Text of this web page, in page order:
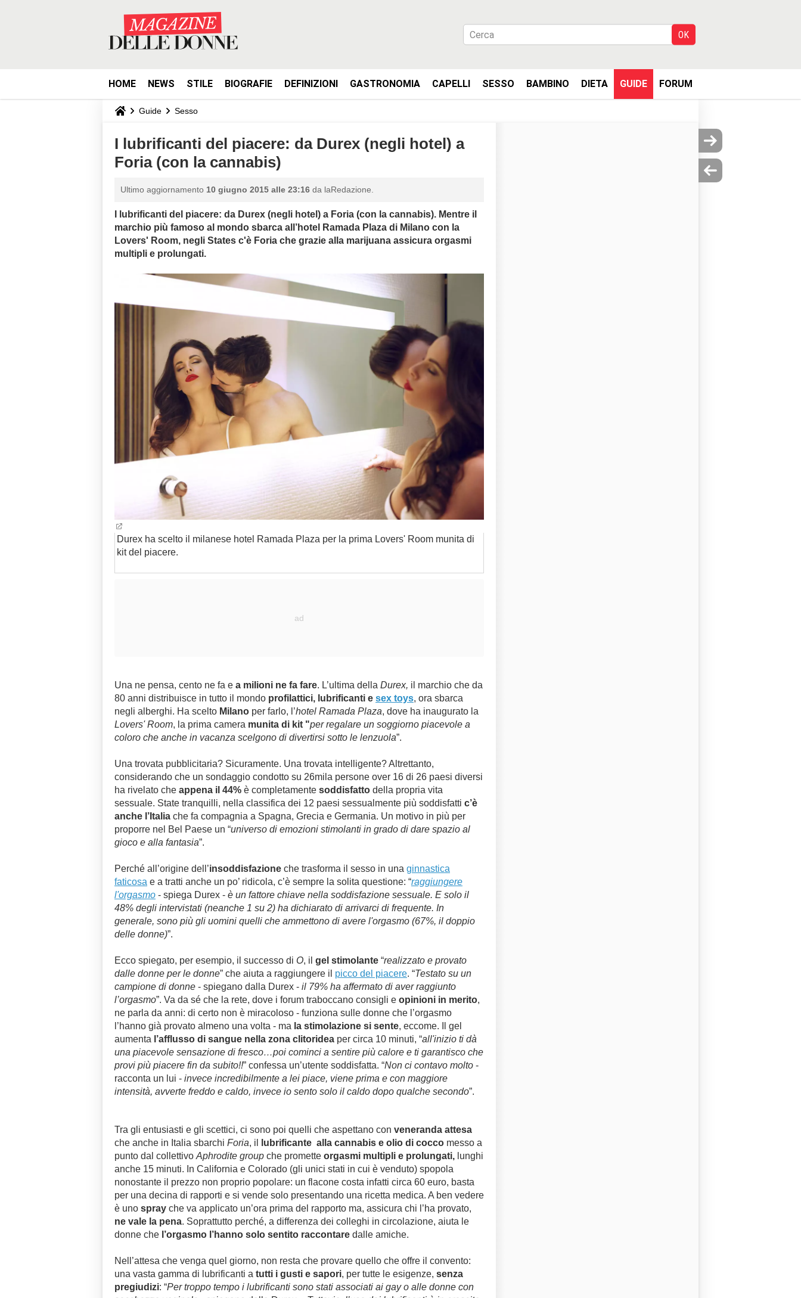
HOME NEWS STILE BIOGRAFIE DEFINIZIONI GASTRONOMIA CAPELLI SESSO BAMBINO DIETA GUIDE FORUM
Guide Sesso
I lubrificanti del piacere: da Durex (negli hotel) a
Foria (con la cannabis)
Ultimo aggiornamento 10 giugno 2015 alle 23:16 da laRedazione.
I lubrificanti del piacere: da Durex (negli hotel) a Foria (con la cannabis). Mentre il
marchio più famoso al mondo sbarca all’hotel Ramada Plaza di Milano con la
Lovers' Room, negli States c'è Foria che grazie alla marijuana assicura orgasmi
multipli e prolungati.
Durex ha scelto il milanese hotel Ramada Plaza per la prima Lovers' Room munita di
kit del piacere.
Una ne pensa, cento ne fa e a milioni ne fa fare. L’ultima della Durex, il marchio che da
80 anni distribuisce in tutto il mondo profilattici, lubrificanti e sex toys, ora sbarca
negli alberghi. Ha scelto Milano per farlo, l’hotel Ramada Plaza, dove ha inaugurato la
Lovers' Room, la prima camera munita di kit "per regalare un soggiorno piacevole a
coloro che anche in vacanza scelgono di divertirsi sotto le lenzuola”.
Una trovata pubblicitaria? Sicuramente. Una trovata intelligente? Altrettanto,
considerando che un sondaggio condotto su 26mila persone over 16 di 26 paesi diversi
ha rivelato che appena il 44% è completamente soddisfatto della propria vita
sessuale. State tranquilli, nella classifica dei 12 paesi sessualmente più soddisfatti c’è
anche l’Italia che fa compagnia a Spagna, Grecia e Germania. Un motivo in più per
proporre nel Bel Paese un “universo di emozioni stimolanti in grado di dare spazio al
gioco e alla fantasia”.
Perché all’origine dell’insoddisfazione che trasforma il sesso in una ginnastica
faticosa e a tratti anche un po’ ridicola, c’è sempre la solita questione: “raggiungere
l'orgasmo - spiega Durex - è un fattore chiave nella soddisfazione sessuale. E solo il
48% degli intervistati (neanche 1 su 2) ha dichiarato di arrivarci di frequente. In
generale, sono più gli uomini quelli che ammettono di avere l'orgasmo (67%, il doppio
delle donne)”.
Ecco spiegato, per esempio, il successo di O, il gel stimolante “realizzato e provato
dalle donne per le donne” che aiuta a raggiungere il picco del piacere. “Testato su un
campione di donne - spiegano dalla Durex - il 79% ha affermato di aver raggiunto
l’orgasmo”. Va da sé che la rete, dove i forum traboccano consigli e opinioni in merito,
ne parla da anni: di certo non è miracoloso - funziona sulle donne che l’orgasmo
l’hanno già provato almeno una volta - ma la stimolazione si sente, eccome. Il gel
aumenta l’afflusso di sangue nella zona clitoridea per circa 10 minuti, “all'inizio ti dà
una piacevole sensazione di fresco…poi cominci a sentire più calore e ti garantisco che
provi più piacere fin da subito!!” confessa un’utente soddisfatta. “Non ci contavo molto -
racconta un lui - invece incredibilmente a lei piace, viene prima e con maggiore
intensità, avverte freddo e caldo, invece io sento solo il caldo dopo qualche secondo”.
Tra gli entusiasti e gli scettici, ci sono poi quelli che aspettano con veneranda attesa
che anche in Italia sbarchi Foria, il lubrificante alla cannabis e olio di cocco messo a
punto dal collettivo Aphrodite group che promette orgasmi multipli e prolungati, lunghi
anche 15 minuti. In California e Colorado (gli unici stati in cui è venduto) spopola
nonostante il prezzo non proprio popolare: un flacone costa infatti circa 60 euro, basta
per una decina di rapporti e si vende solo presentando una ricetta medica. A ben vedere
è uno spray che va applicato un’ora prima del rapporto ma, assicura chi l’ha provato,
ne vale la pena. Soprattutto perché, a differenza dei colleghi in circolazione, aiuta le
donne che l’orgasmo l’hanno solo sentito raccontare dalle amiche.
Nell’attesa che venga quel giorno, non resta che provare quello che offre il convento:
una vasta gamma di lubrificanti a tutti i gusti e sapori, per tutte le esigenze, senza
pregiudizi: “Per troppo tempo i lubrificanti sono stati associati ai gay o alle donne con